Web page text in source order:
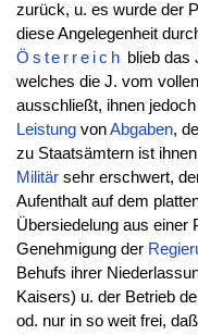
zurück, u. es wurde der
diese Angelegenheit
Österreich blieb das
welches die J. vom
ausschließt, ihnen
LeistungvonAbgaben,
zu Staatsämtern ist
Militärsehr erschwert,
Aufenthalt auf dem
Übersiedelung aus einer
Genehmigung der
Behufs ihrer
Kaisers) u. der Betrieb
od. nur in so weit frei,